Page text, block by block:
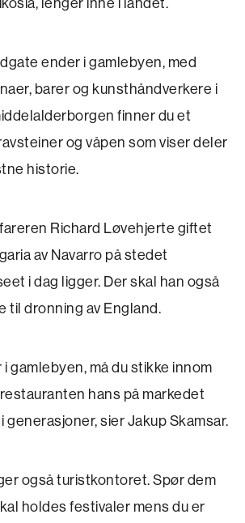
lenger inne i landet.
ender i gamlebyen, med
barer og kunsthåndverkere i
finner du et
og våpen som viser deler
historie.
Richard Løvehjerte ­giftet
av Navarro på stedet
i dag ligger. Der skal han også
til dronning av England.
i gamlebyen, må du stikke innom
hans på markedet
sier Jakup Skamsar.
også turistkontoret. Spør dem
holdes festivaler mens du er